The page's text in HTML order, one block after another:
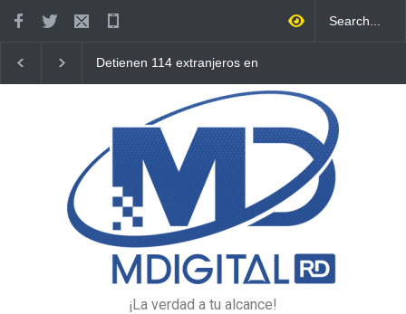
Detienen 114 extranjeros en
irregular en La Altagracia
Condenan dos miembros de
narcotráfico y lavado
desarticulada en San Pedro
¡La verdad a tu alcance!